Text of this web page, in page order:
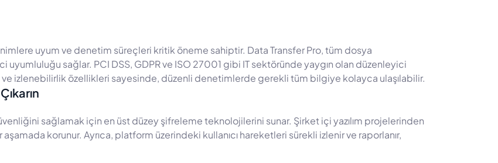
uyum ve denetim süreçleri kritik öneme sahiptir. Data Transfer Pro, tüm dosya
uyumluluğu sağlar. PCI DSS, GDPR ve ISO 27001 gibi IT sektöründe yaygın olan düzenleyici
izlenebilirlik özellikleri sayesinde, düzenli denetimlerde gerekli tüm bilgiye kolayca ulaşılabilir.
sağlamak için en üst düzey şifreleme teknolojilerini sunar. Şirket içi yazılım projelerinden
korunur. Ayrıca, platform üzerindeki kullanıcı hareketleri sürekli izlenir ve raporlanır,